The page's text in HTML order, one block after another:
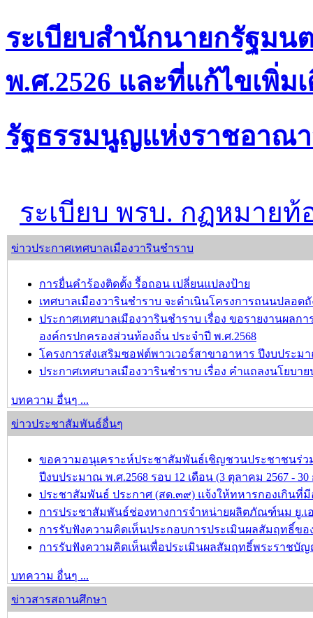
ระเบียบสำนักนายกรัฐมน
พ.ศ.2526 และที่แก้ไขเพิ่ม
รัฐธรรมนูญแห่งราชอาณ
ระเบียบ พรบ. กฏหมายท้
ข่าวประกาศเทศบาลเมืองวารินชำราบ
การยื่นคำร้องติดตั้ง รื้อถอน เปลี่ยนแปลงป้าย
เทศบาลเมืองวารินชำราบ จะดำเนินโครงการถนนปลอด
ประกาศเทศบาลเมืองวารินชำราบ เรื่อง ขอรายงานผ
องค์กรปกครองส่วนท้องถิ่น ประจำปี พ.ศ.2568
โครงการส่งเสริมซอฟต์พาวเวอร์สาขาอาหาร ปีงบประ
ประกาศเทศบาลเมืองวารินชำราบ เรื่อง คำแถลงนโยบา
บทความ อื่นๆ ...
ข่าวประชาสัมพันธ์อื่นๆ
ขอความอนุเคราะห์ประชาสัมพันธ์เชิญชวนประชาชนร่ว
ปีงบประมาณ พ.ศ.2568 รอบ 12 เดือน (3 ตุลาคม 2567 -
ประชาสัมพันธ์ ประกาศ (สด.๓๙) แจ้งให้ทหารกองเกินที่มี
การประชาสัมพันธ์ช่องทางการจำหน่ายผลิตภัณฑ์นม ยู.เ
การรับฟังความคิดเห็นประกอบการประเมินผลสัมฤทธิ์ข
การรับฟังความคิดเห็นเพื่อประเมินผลสัมฤทธิ์พระราชบัญ
บทความ อื่นๆ ...
ข่าวสารสถานศึกษา